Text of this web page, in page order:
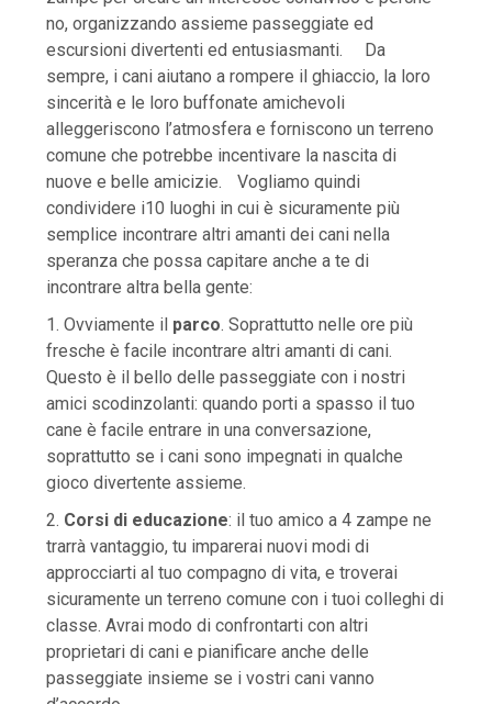
no, organizzando assieme passeggiate ed
escursioni divertenti ed entusiasmanti. Da
sempre, i cani aiutano a rompere il ghiaccio, la loro
sincerità e le loro buffonate amichevoli
alleggeriscono l’atmosfera e forniscono un terreno
comune che potrebbe incentivare la nascita di
nuove e belle amicizie. Vogliamo quindi
condividere i10 luoghi in cui è sicuramente più
semplice incontrare altri amanti dei cani nella
speranza che possa capitare anche a te di
incontrare altra bella gente:
1. Ovviamente il parco. Soprattutto nelle ore più
fresche è facile incontrare altri amanti di cani.
Questo è il bello delle passeggiate con i nostri
amici scodinzolanti: quando porti a spasso il tuo
cane è facile entrare in una conversazione,
soprattutto se i cani sono impegnati in qualche
gioco divertente assieme.
2. Corsi di educazione: il tuo amico a 4 zampe ne
trarrà vantaggio, tu imparerai nuovi modi di
approcciarti al tuo compagno di vita, e troverai
sicuramente un terreno comune con i tuoi colleghi di
classe. Avrai modo di confrontarti con altri
proprietari di cani e pianificare anche delle
passeggiate insieme se i vostri cani vanno